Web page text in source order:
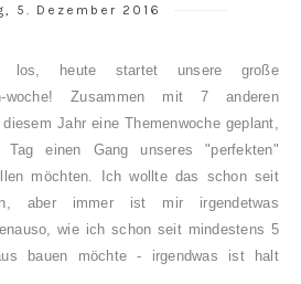
5. Dezember 2016
los, heute startet unsere große
woche! Zusammen mit 7 anderen
Jahr eine Themenwoche geplant,
einen Gang unseres "perfekten"
möchten. Ich wollte das schon seit
aber immer ist mir irgendetwas
wie ich schon seit mindestens 5
bauen möchte - irgendwas ist halt